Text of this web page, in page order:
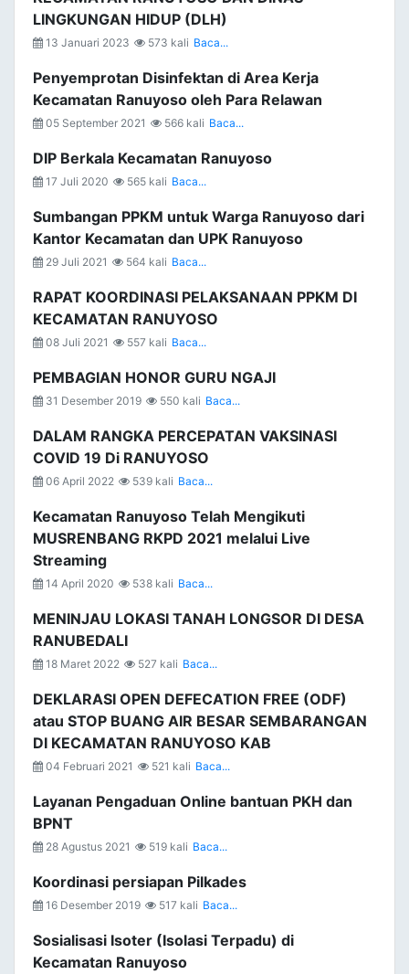
LINGKUNGAN HIDUP (DLH)
13 Januari 2023 573 kali Baca...
Penyemprotan Disinfektan di Area Kerja
Kecamatan Ranuyoso oleh Para Relawan
05 September 2021 566 kali Baca...
DIP Berkala Kecamatan Ranuyoso
17 Juli 2020 565 kali Baca...
Sumbangan PPKM untuk Warga Ranuyoso dari
Kantor Kecamatan dan UPK Ranuyoso
29 Juli 2021 564 kali Baca...
RAPAT KOORDINASI PELAKSANAAN PPKM DI
KECAMATAN RANUYOSO
08 Juli 2021 557 kali Baca...
PEMBAGIAN HONOR GURU NGAJI
31 Desember 2019 550 kali Baca...
DALAM RANGKA PERCEPATAN VAKSINASI
COVID 19 Di RANUYOSO
06 April 2022 539 kali Baca...
Kecamatan Ranuyoso Telah Mengikuti
MUSRENBANG RKPD 2021 melalui Live
Streaming
14 April 2020 538 kali Baca...
MENINJAU LOKASI TANAH LONGSOR DI DESA
RANUBEDALI
18 Maret 2022 527 kali Baca...
DEKLARASI OPEN DEFECATION FREE (ODF)
atau STOP BUANG AIR BESAR SEMBARANGAN
DI KECAMATAN RANUYOSO KAB
04 Februari 2021 521 kali Baca...
Layanan Pengaduan Online bantuan PKH dan
BPNT
28 Agustus 2021 519 kali Baca...
Koordinasi persiapan Pilkades
16 Desember 2019 517 kali Baca...
Sosialisasi Isoter (Isolasi Terpadu) di
Kecamatan Ranuyoso